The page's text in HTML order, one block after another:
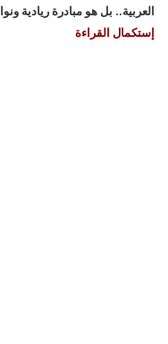
العربية.. بل هو مبادرة ريادية
إستكمال القراءة